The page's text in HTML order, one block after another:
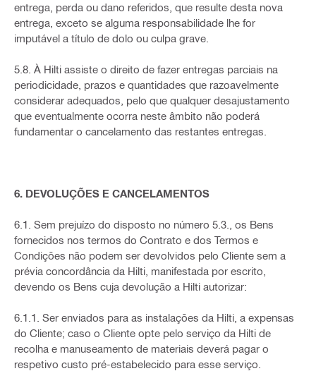
entrega, perda ou dano referidos, que resulte desta nova
entrega, exceto se alguma responsabilidade lhe for
imputável a título de dolo ou culpa grave.
5.8. À Hilti assiste o direito de fazer entregas parciais na
periodicidade, prazos e quantidades que razoavelmente
considerar adequados, pelo que qualquer desajustamento
que eventualmente ocorra neste âmbito não poderá
fundamentar o cancelamento das restantes entregas.
6. DEVOLUÇÕES E CANCELAMENTOS
6.1. Sem prejuízo do disposto no número 5.3., os Bens
fornecidos nos termos do Contrato e dos Termos e
Condições não podem ser devolvidos pelo Cliente sem a
prévia concordância da Hilti, manifestada por escrito,
devendo os Bens cuja devolução a Hilti autorizar:
6.1.1. Ser enviados para as instalações da Hilti, a expensas
do Cliente; caso o Cliente opte pelo serviço da Hilti de
recolha e manuseamento de materiais deverá pagar o
respetivo custo pré-estabelecido para esse serviço.